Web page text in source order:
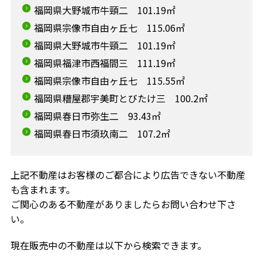
福岡県大野城市牛頸二 101.19㎡
福岡県宗像市自由ヶ丘七 115.06㎡
福岡県大野城市牛頸二 101.19㎡
福岡県福津市西福間三 111.19㎡
福岡県宗像市自由ヶ丘七 115.55㎡
福岡県糟屋郡宇美町とびたけ三 100.2㎡
福岡県春日市弥生二 93.43㎡
福岡県春日市須玖南二 107.2㎡
上記不動産はお客様のご都合により広告できない不動産
も含まれます。
ご関心のある不動産がありましたらお問い合わせ下さ
い。
現在販売中の不動産は以下から検索できます。